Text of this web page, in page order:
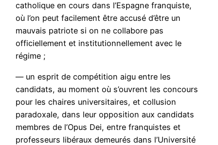
catholique en cours dans l’Espagne franquiste,
où l’on peut facilement être accusé d’être un
mauvais patriote si on ne collabore pas
officiellement et institutionnellement avec le
régime ;
— un esprit de compétition aigu entre les
candidats, au moment où s’ouvrent les concours
pour les chaires universitaires, et collusion
paradoxale, dans leur opposition aux candidats
membres de l’Opus Dei, entre franquistes et
professeurs libéraux demeurés dans l’Université